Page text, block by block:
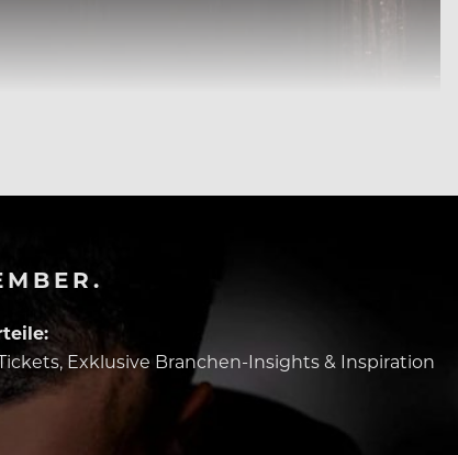
Exklusive Branchen-Insights & Inspiration